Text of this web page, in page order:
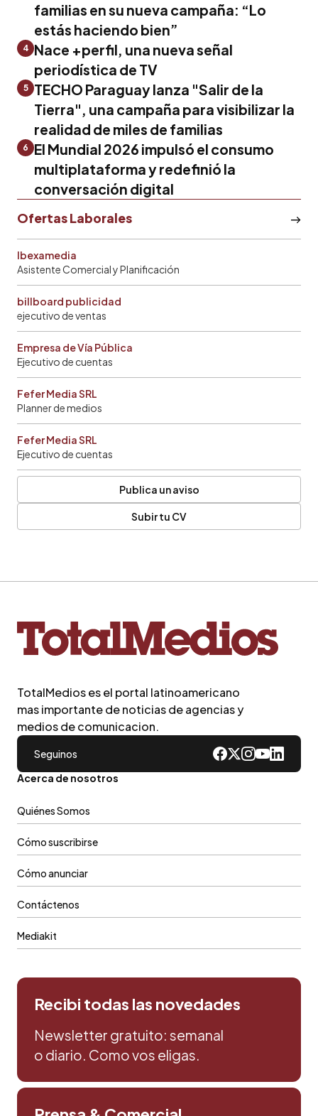
familias en su nueva campaña: “Lo
estás haciendo bien”
4 Nace +perfil, una nueva señal
periodística de TV
5
TECHO Paraguay lanza "Salir de la
Tierra", una campaña para visibilizar la
realidad de miles de familias
6
El Mundial 2026 impulsó el consumo
multiplataforma y redefinió la
conversación digital
Ofertas Laborales
Ibexamedia
Asistente Comercial y Planificación
billboard publicidad
ejecutivo de ventas
Empresa de Vía Pública
Ejecutivo de cuentas
Fefer Media SRL
Planner de medios
Fefer Media SRL
Ejecutivo de cuentas
Publica un aviso
Subir tu CV
TotalMedios es el portal latinoamericano
mas importante de noticias de agencias y
medios de comunicacion.
Seguinos
Acerca de nosotros
Quiénes Somos
Cómo suscribirse
Cómo anunciar
Contáctenos
Mediakit
Recibi todas las novedades
Newsletter gratuito: semanal
o diario. Como vos eligas.